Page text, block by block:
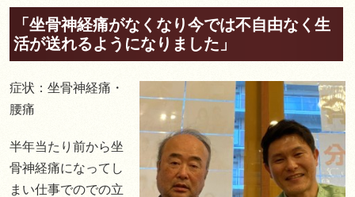
「坐骨神経痛がなくなり今では不自由なく生
活が送れるようになりました」
症状：坐骨神経痛・
腰痛
半年当たり前から坐
骨神経痛になってし
まい仕事でのでの立